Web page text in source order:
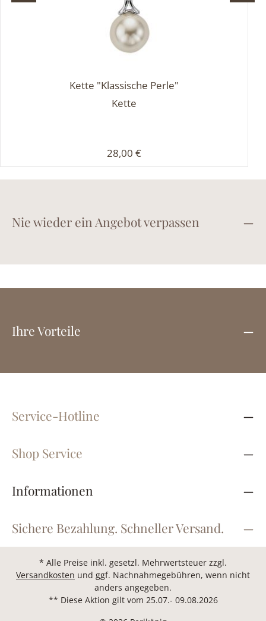
Kette "Klassische Perle"
Kette
Regulärer Preis:
28,00 €
Nie wieder ein Angebot verpassen
Ihre Vorteile
Service-Hotline
Shop Service
Informationen
Sichere Bezahlung. Schneller Versand.
* Alle Preise inkl. gesetzl. Mehrwertsteuer zzgl.
Versandkosten und ggf. Nachnahmegebühren, wenn nicht
anders angegeben.
** Diese Aktion gilt vom 25.07.- 09.08.2026